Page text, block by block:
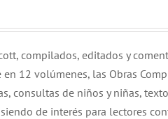
compilados, editados y
12 volúmenes, las Obras
consultas de niños y niñas,
de interés para lectores